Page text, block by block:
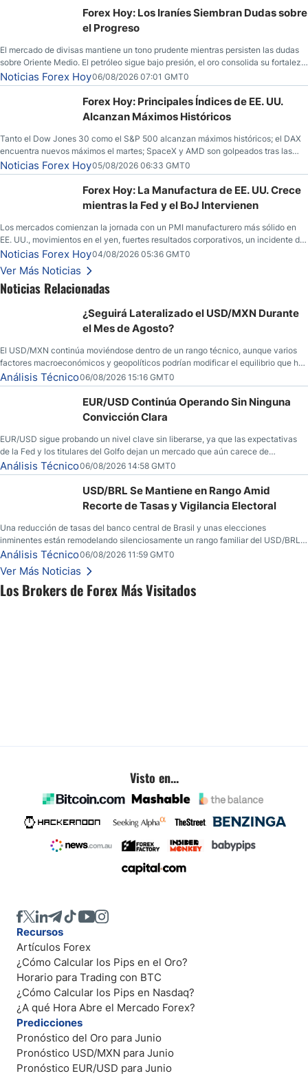
Los Brokers de Forex Más Visitados
Forex Hoy: Los Iraníes Siembran Dudas sobre
el Progreso
El mercado de divisas mantiene un tono prudente mientras persisten las dudas
sobre Oriente Medio. El petróleo sigue bajo presión, el oro consolida su fortaleza
y los operadores esperan nuevas referencias económicas desde Estados
Unidos.
Noticias Forex Hoy06/08/2026 07:01 GMT0
Forex Hoy: Principales Índices de EE. UU.
Alcanzan Máximos Históricos
Tanto el Dow Jones 30 como el S&P 500 alcanzan máximos históricos; el DAX
encuentra nuevos máximos el martes; SpaceX y AMD son golpeados tras las
llamadas de ganancias; el petróleo crudo cae por debajo de los $80 con nuevas
esperanzas; el dólar estadounidense continúa intentando estabilizarse frente al
yen; el peso mexicano ve un repunte a medida que las tasas caen en EE. UU.
Noticias Forex Hoy05/08/2026 06:33 GMT0
Forex Hoy: La Manufactura de EE. UU. Crece
mientras la Fed y el BoJ Intervienen
Los mercados comienzan la jornada con un PMI manufacturero más sólido en
EE. UU., movimientos en el yen, fuertes resultados corporativos, un incidente de
seguridad en Bitcoin y nuevas señales desde el mercado del petróleo.
Noticias Forex Hoy04/08/2026 05:36 GMT0
Ver Más Noticias
Noticias Relacionadas
¿Seguirá Lateralizado el USD/MXN Durante
el Mes de Agosto?
El USD/MXN continúa moviéndose dentro de un rango técnico, aunque varios
factores macroeconómicos y geopolíticos podrían modificar el equilibrio que ha
dominado al mercado en las últimas semanas.
Análisis Técnico06/08/2026 15:16 GMT0
EUR/USD Continúa Operando Sin Ninguna
Convicción Clara
EUR/USD sigue probando un nivel clave sin liberarse, ya que las expectativas
de la Fed y los titulares del Golfo dejan un mercado que aún carece de
convicción real.
Análisis Técnico06/08/2026 14:58 GMT0
USD/BRL Se Mantiene en Rango Amid
Recorte de Tasas y Vigilancia Electoral
Una reducción de tasas del banco central de Brasil y unas elecciones
inminentes están remodelando silenciosamente un rango familiar del USD/BRL.
Una reducción de tasas por parte del banco central de Brasil y unas elecciones
inminentes están remodelando silenciosamente un rango familiar del USD/BRL.
Esto es lo que los traders están observando a continuación.
Análisis Técnico06/08/2026 11:59 GMT0
Ver Más Noticias
Visto en...
Recursos
Artículos Forex
¿Cómo Calcular los Pips en el Oro?
Horario para Trading con BTC
¿Cómo Calcular los Pips en Nasdaq?
¿A qué Hora Abre el Mercado Forex?
Predicciones
Pronóstico del Oro para Junio
Pronóstico USD/MXN para Junio
Pronóstico EUR/USD para Junio